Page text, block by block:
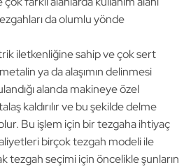
da olumlu yönde
iletkenliğine sahip ve çok sert
ya da alaşımın delinmesi
alanda makineye özel
kaldırılır ve bu şekilde delme
Bu işlem için bir tezgaha ihtiyaç
birçok tezgah modeli ile
tezgah seçimi için öncelikle şunların